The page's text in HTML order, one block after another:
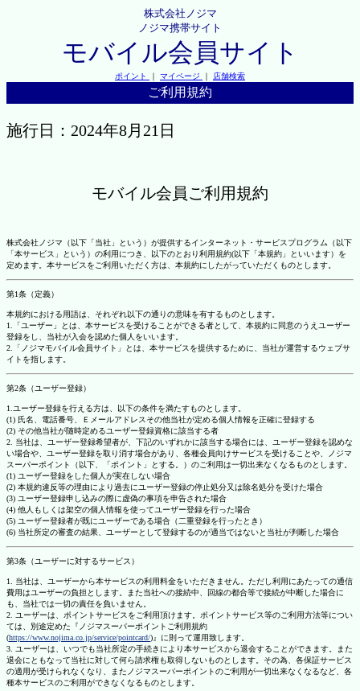
株式会社ノジマ
ノジマ携帯サイト
モバイル会員サイト
ポイント ｜ マイページ ｜ 店舗検索
ご利用規約
施行日：2024年8月21日
モバイル会員ご利用規約
株式会社ノジマ（以下「当社」という）が提供するインターネット・サービスプログラム（以下
「本サービス」という）の利用につき、以下のとおり利用規約(以下「本規約」といいます）を
定めます。本サービスをご利用いただく方は、本規約にしたがっていただくものとします。
第1条（定義）
本規約における用語は、それぞれ以下の通りの意味を有するものとします。
1.「ユーザー」とは、本サービスを受けることができる者として、本規約に同意のうえユーザー
登録をし、当社が入会を認めた個人をいいます。
2.「ノジマモバイル会員サイト」とは、本サービスを提供するために、当社が運営するウェブサ
イトを指します。
第2条（ユーザー登録）
1.ユーザー登録を行える方は、以下の条件を満たすものとします。
(1) 氏名、電話番号、Ｅメールアドレスその他当社が定める個人情報を正確に登録する
(2) その他当社が随時定めるユーザー登録資格に該当する者
2. 当社は、ユーザー登録希望者が、下記のいずれかに該当する場合には、ユーザー登録を認めな
い場合や、ユーザー登録を取り消す場合があり、各種会員向けサービスを受けることや、ノジマ
スーパーポイント（以下、「ポイント」とする。）のご利用は一切出来なくなるものとします。
(1) ユーザー登録をした個人が実在しない場合
(2) 本規約違反等の理由により過去にユーザー登録の停止処分又は除名処分を受けた場合
(3) ユーザー登録申し込みの際に虚偽の事項を申告された場合
(4) 他人もしくは架空の個人情報を使ってユーザー登録を行った場合
(5) ユーザー登録者が既にユーザーである場合（二重登録を行ったとき）
(6) 当社所定の審査の結果、ユーザーとして登録するのが適当ではないと当社が判断した場合
第3条（ユーザーに対するサービス）
1. 当社は、ユーザーから本サービスの利用料金をいただきません。ただし利用にあたっての通信
費用はユーザーの負担とします。また当社への接続中、回線の都合等で接続が中断した場合に
も、当社では一切の責任を負いません。
2. ユーザーは、ポイントサービスをご利用頂けます。ポイントサービス等のご利用方法等につい
ては、別途定めた『ノジマスーパーポイントご利用規約
(https://www.nojima.co.jp/service/pointcard/)』に則って運用致します。
3. ユーザーは、いつでも当社所定の手続きにより本サービスから退会することができます。また
退会にともなって当社に対して何ら請求権も取得しないものとします。その為、各保証サービス
の適用が受けられなくなり、またノジマスーパーポイントのご利用が一切出来なくなるなど、各
種本サービスのご利用ができなくなるものとします。